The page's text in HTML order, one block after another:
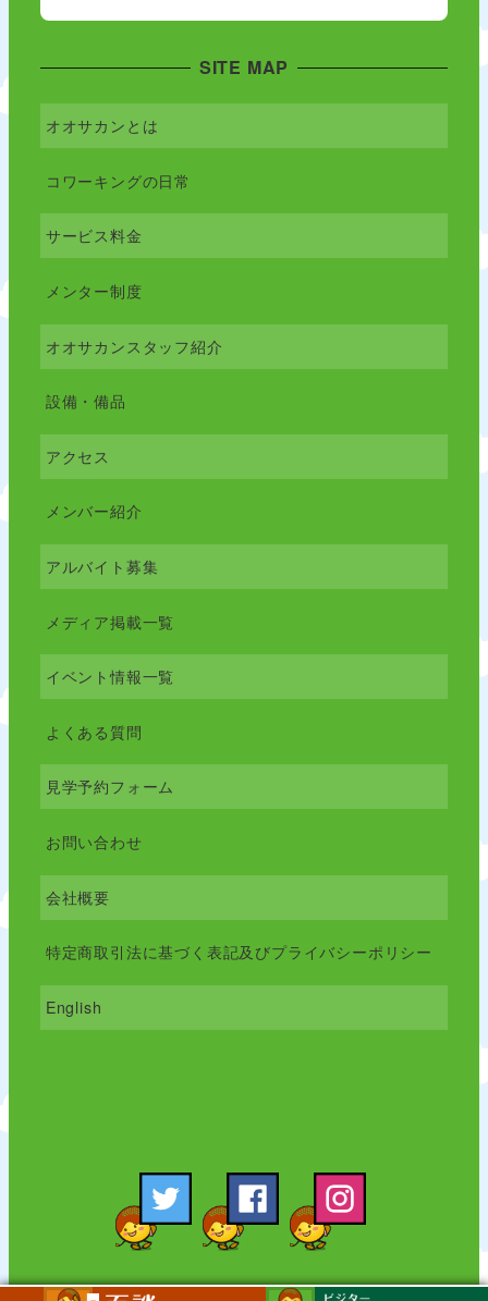
SITE MAP
オオサカンとは
コワーキングの日常
サービス料金
メンター制度
オオサカンスタッフ紹介
設備・備品
アクセス
メンバー紹介
アルバイト募集
メディア掲載一覧
イベント情報一覧
よくある質問
見学予約フォーム
お問い合わせ
会社概要
特定商取引法に基づく表記及びプライバシーポリシー
English